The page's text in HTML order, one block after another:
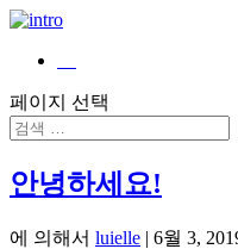
페이지 선택
안녕하세요!
에 의해서 luielle | 6월 3,